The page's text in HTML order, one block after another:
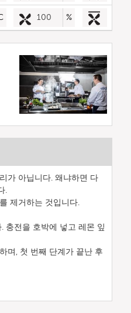
100 %
가 아닙니다. 왜냐하면 다
.
제거하는 것입니다.
충전을 호박에 넣고 레몬 잎
며, 첫 번째 단계가 끝난 후